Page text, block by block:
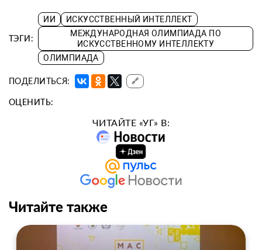
ТЭГИ:
ИИ
ИСКУССТВЕННЫЙ ИНТЕЛЛЕКТ
МЕЖДУНАРОДНАЯ ОЛИМПИАДА ПО
ИСКУССТВЕННОМУ ИНТЕЛЛЕКТУ
ОЛИМПИАДА
ПОДЕЛИТЬСЯ: 🔗
ОЦЕНИТЬ:
ЧИТАЙТЕ «УГ» В:
Читайте также